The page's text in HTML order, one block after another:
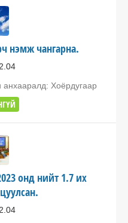
нэмж чангарна.
анхааралд: Хоёрдугаар
онд нийт 1.7 их